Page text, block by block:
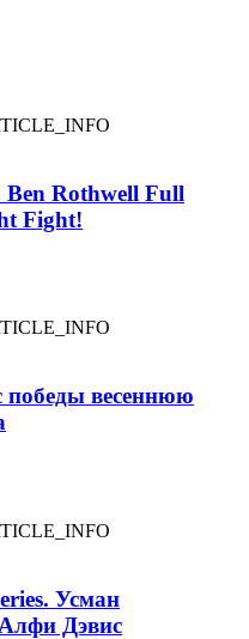
Rothwell Full
Fight!
весеннюю
Усман
Дэвис